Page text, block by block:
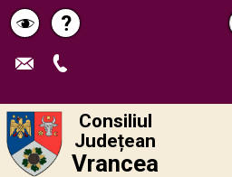
Schimbă
contrastul
Pagina
de
? CAUTĂ
Consiliul
Județean
Vrancea